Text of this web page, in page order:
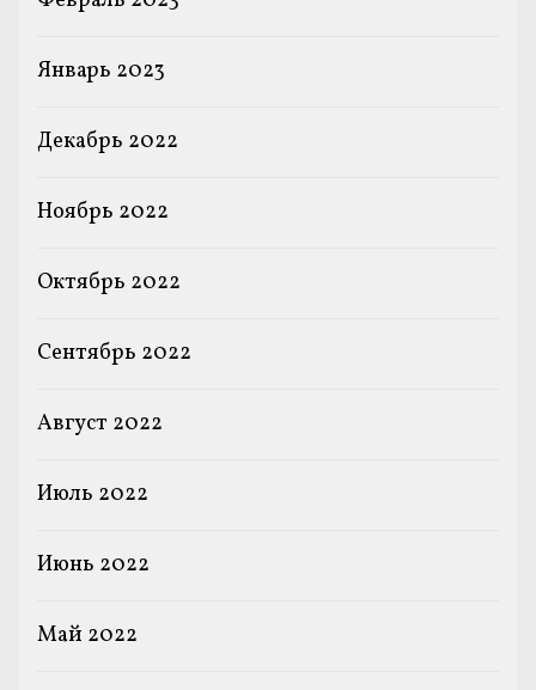
Январь 2023
Декабрь 2022
Ноябрь 2022
Октябрь 2022
Сентябрь 2022
Август 2022
Июль 2022
Июнь 2022
Май 2022